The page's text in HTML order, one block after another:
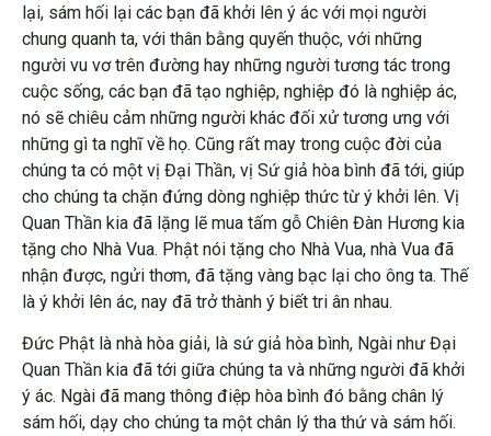
lại, sám hối lại các bạn đã khởi lên ý ác với mọi người
chung quanh ta, với thân bằng quyến thuộc, với những
người vu vơ trên đường hay những người tương tác trong
cuộc sống, các bạn đã tạo nghiệp, nghiệp đó là nghiệp ác,
nó sẽ chiêu cảm những người khác đối xử tương ưng với
những gì ta nghĩ về họ. Cũng rất may trong cuộc đời của
chúng ta có một vị Đại Thần, vị Sứ giả hòa bình đã tới, giúp
cho chúng ta chặn đứng dòng nghiệp thức từ ý khởi lên. Vị
Quan Thần kia đã lặng lẽ mua tấm gỗ Chiên Đàn Hương kia
tặng cho Nhà Vua. Phật nói tặng cho Nhà Vua, nhà Vua đã
nhận được, ngửi thơm, đã tặng vàng bạc lại cho ông ta. Thế
là ý khởi lên ác, nay đã trở thành ý biết tri ân nhau.
Đức Phật là nhà hòa giải, là sứ giả hòa bình, Ngài như Đại
Quan Thần kia đã tới giữa chúng ta và những người đã khởi
ý ác. Ngài đã mang thông điệp hòa bình đó bằng chân lý
sám hối, dạy cho chúng ta một chân lý tha thứ và sám hối.